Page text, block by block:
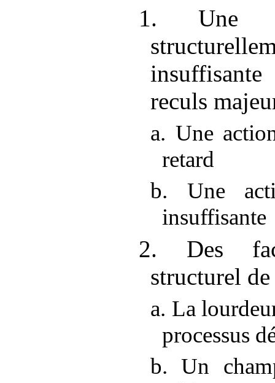
1. Une
reculs
a. Une
retard
b. Une
insuffisante
2. Des
structurel
a. La
processus
b. Un